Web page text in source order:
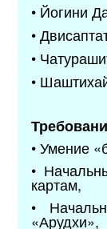
• Йогини
•
•
•
• Умение
•
картам,
•
«Арудхи»,